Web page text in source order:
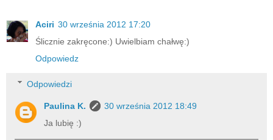
Aciri 30 września 2012 17:20
Ślicznie zakręcone:) Uwielbiam chałwę:)
Odpowiedz
Odpowiedzi
Paulina K.
30 września 2012 18:49
Ja lubię :)